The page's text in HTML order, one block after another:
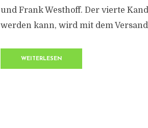
und Frank Westhoff. Der vierte
werden kann, wird mit dem
WEITERLESEN